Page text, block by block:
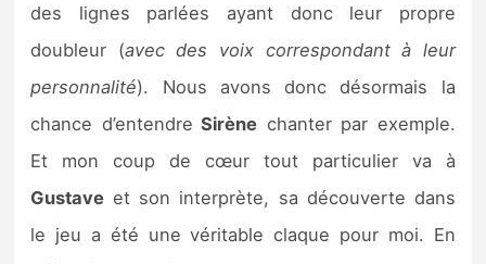
des lignes parlées ayant donc leur propre
doubleur (avec des voix correspondant à leur
personnalité). Nous avons donc désormais la
chance d’entendre Sirène chanter par exemple.
Et mon coup de cœur tout particulier va à
Gustave et son interprète, sa découverte dans
le jeu a été une véritable claque pour moi. En